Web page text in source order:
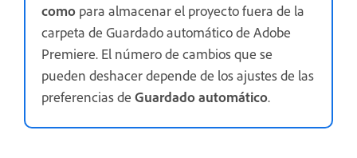
como para almacenar el proyecto fuera de la
carpeta de Guardado automático de Adobe
Premiere. El número de cambios que se
pueden deshacer depende de los ajustes de las
preferencias de Guardado automático.